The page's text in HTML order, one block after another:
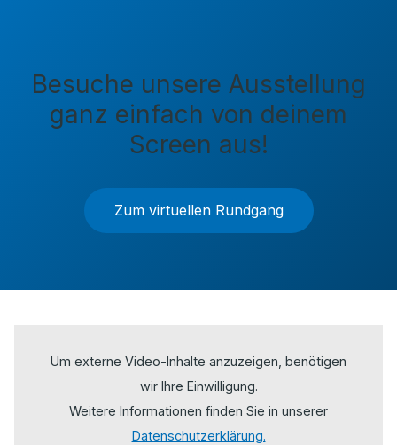
Besuche unsere Ausstellung
ganz einfach von deinem
Screen aus!
Zum virtuellen Rundgang
Um externe Video-Inhalte anzuzeigen, benötigen
wir Ihre Einwilligung.
Weitere Informationen finden Sie in unserer
Datenschutzerklärung.